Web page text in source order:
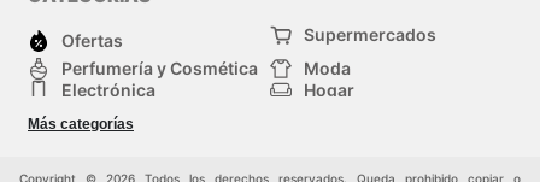
Ofertas
Supermercados
Perfumería y Cosmética
Moda
Electrónica
Hogar
Deporte
Juguetes y bebés
Más categorías
Copyright © 2026 Todos los derechos reservados. Queda prohibido copiar o